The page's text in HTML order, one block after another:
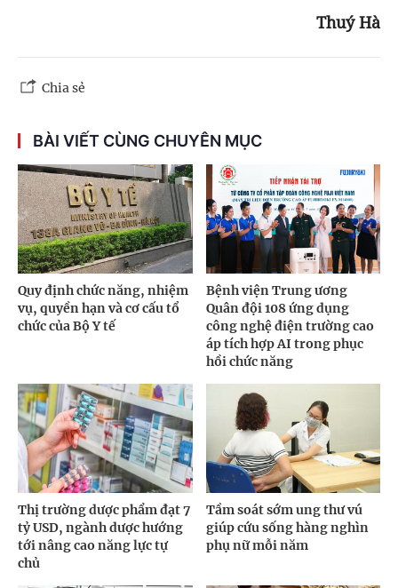
Thuý Hà
Chia sẻ
BÀI VIẾT CÙNG CHUYÊN MỤC
Quy định chức năng, nhiệm
vụ, quyền hạn và cơ cấu tổ
chức của Bộ Y tế
Bệnh viện Trung ương
Quân đội 108 ứng dụng
công nghệ điện trường cao
áp tích hợp AI trong phục
hồi chức năng
Thị trường dược phẩm đạt 7
tỷ USD, ngành dược hướng
tới nâng cao năng lực tự
chủ
Tầm soát sớm ung thư vú
giúp cứu sống hàng nghìn
phụ nữ mỗi năm